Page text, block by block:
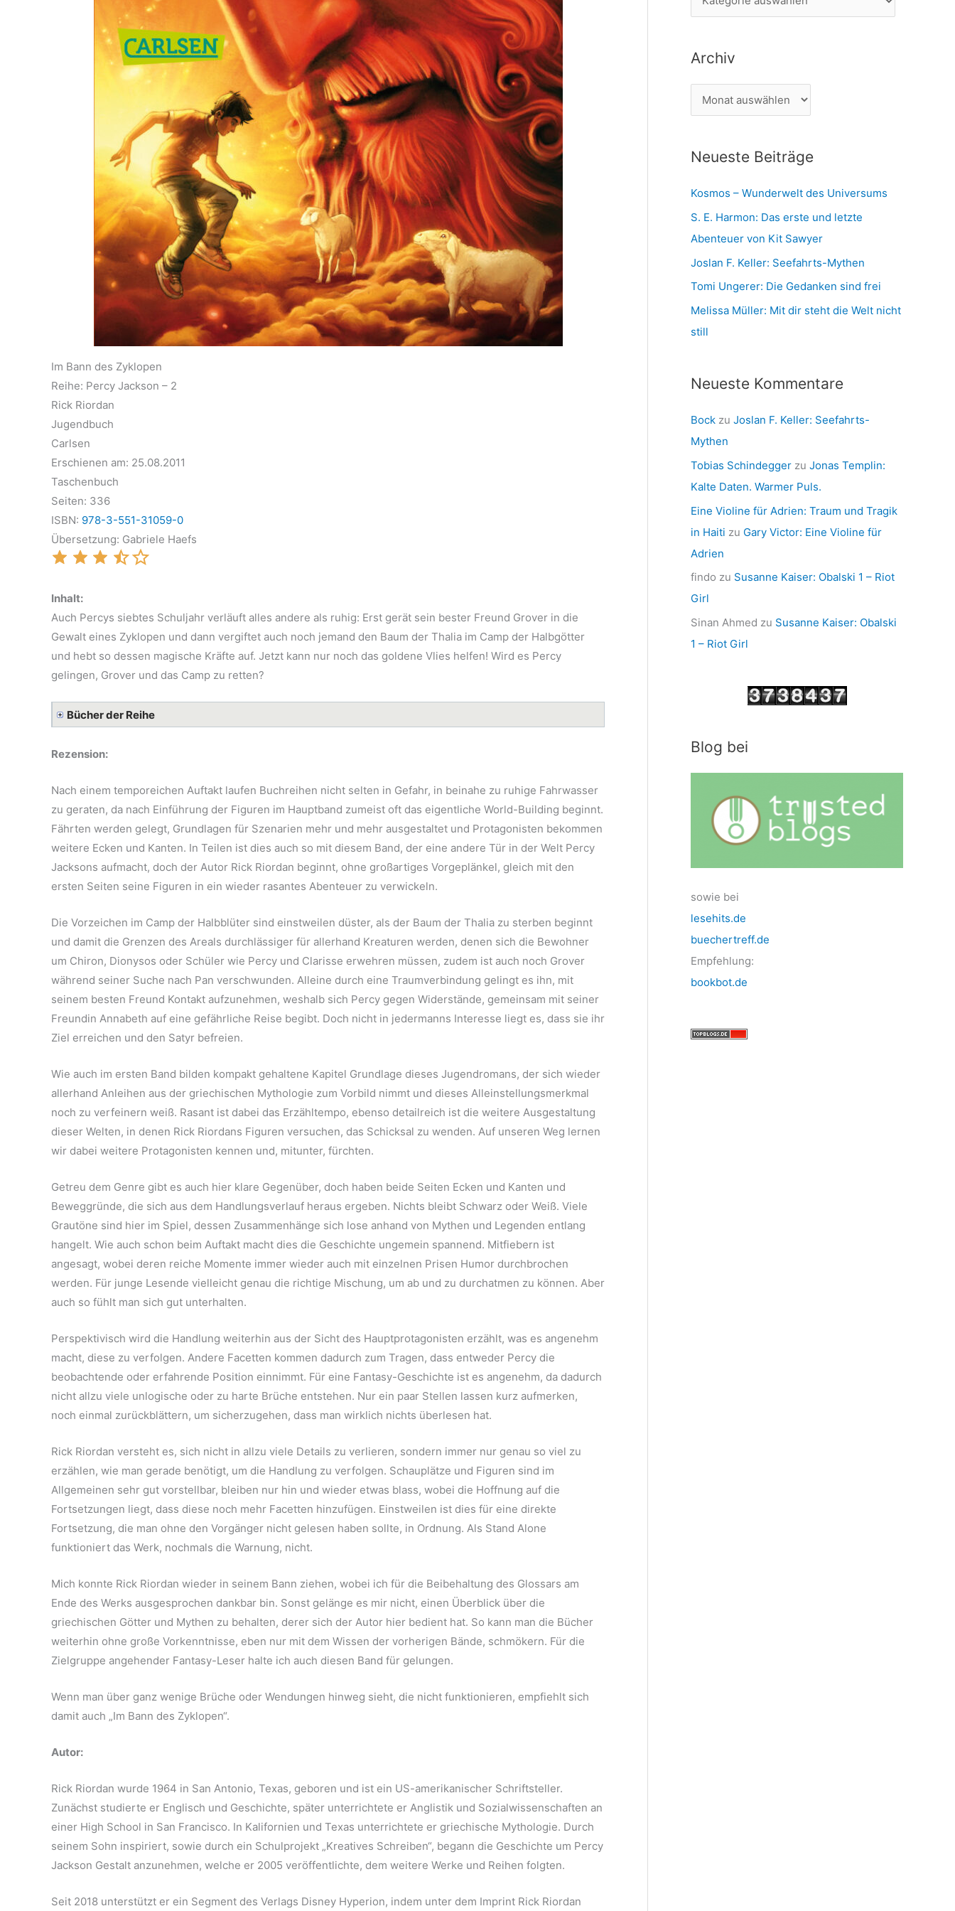
Im Bann des Zyklopen
Reihe: Percy Jackson – 2
Rick Riordan
Jugendbuch
Carlsen
Erschienen am: 25.08.2011
Taschenbuch
Seiten: 336
ISBN: 978-3-551-31059-0
Übersetzung: Gabriele Haefs
Inhalt:
Auch Percys siebtes Schuljahr verläuft alles andere als ruhig: Erst gerät sein bester Freund Grover in die
Gewalt eines Zyklopen und dann vergiftet auch noch jemand den Baum der Thalia im Camp der Halbgötter
und hebt so dessen magische Kräfte auf. Jetzt kann nur noch das goldene Vlies helfen! Wird es Percy
gelingen, Grover und das Camp zu retten?
Bücher der Reihe
Rezension:
Nach einem temporeichen Auftakt laufen Buchreihen nicht selten in Gefahr, in beinahe zu ruhige Fahrwasser
zu geraten, da nach Einführung der Figuren im Hauptband zumeist oft das eigentliche World-Building beginnt.
Fährten werden gelegt, Grundlagen für Szenarien mehr und mehr ausgestaltet und Protagonisten bekommen
weitere Ecken und Kanten. In Teilen ist dies auch so mit diesem Band, der eine andere Tür in der Welt Percy
Jacksons aufmacht, doch der Autor Rick Riordan beginnt, ohne großartiges Vorgeplänkel, gleich mit den
ersten Seiten seine Figuren in ein wieder rasantes Abenteuer zu verwickeln.
Die Vorzeichen im Camp der Halbblüter sind einstweilen düster, als der Baum der Thalia zu sterben beginnt
und damit die Grenzen des Areals durchlässiger für allerhand Kreaturen werden, denen sich die Bewohner
um Chiron, Dionysos oder Schüler wie Percy und Clarisse erwehren müssen, zudem ist auch noch Grover
während seiner Suche nach Pan verschwunden. Alleine durch eine Traumverbindung gelingt es ihn, mit
seinem besten Freund Kontakt aufzunehmen, weshalb sich Percy gegen Widerstände, gemeinsam mit seiner
Freundin Annabeth auf eine gefährliche Reise begibt. Doch nicht in jedermanns Interesse liegt es, dass sie ihr
Ziel erreichen und den Satyr befreien.
Wie auch im ersten Band bilden kompakt gehaltene Kapitel Grundlage dieses Jugendromans, der sich wieder
allerhand Anleihen aus der griechischen Mythologie zum Vorbild nimmt und dieses Alleinstellungsmerkmal
noch zu verfeinern weiß. Rasant ist dabei das Erzähltempo, ebenso detailreich ist die weitere Ausgestaltung
dieser Welten, in denen Rick Riordans Figuren versuchen, das Schicksal zu wenden. Auf unseren Weg lernen
wir dabei weitere Protagonisten kennen und, mitunter, fürchten.
Getreu dem Genre gibt es auch hier klare Gegenüber, doch haben beide Seiten Ecken und Kanten und
Beweggründe, die sich aus dem Handlungsverlauf heraus ergeben. Nichts bleibt Schwarz oder Weiß. Viele
Grautöne sind hier im Spiel, dessen Zusammenhänge sich lose anhand von Mythen und Legenden entlang
hangelt. Wie auch schon beim Auftakt macht dies die Geschichte ungemein spannend. Mitfiebern ist
angesagt, wobei deren reiche Momente immer wieder auch mit einzelnen Prisen Humor durchbrochen
werden. Für junge Lesende vielleicht genau die richtige Mischung, um ab und zu durchatmen zu können. Aber
auch so fühlt man sich gut unterhalten.
Perspektivisch wird die Handlung weiterhin aus der Sicht des Hauptprotagonisten erzählt, was es angenehm
macht, diese zu verfolgen. Andere Facetten kommen dadurch zum Tragen, dass entweder Percy die
beobachtende oder erfahrende Position einnimmt. Für eine Fantasy-Geschichte ist es angenehm, da dadurch
nicht allzu viele unlogische oder zu harte Brüche entstehen. Nur ein paar Stellen lassen kurz aufmerken,
noch einmal zurückblättern, um sicherzugehen, dass man wirklich nichts überlesen hat.
Rick Riordan versteht es, sich nicht in allzu viele Details zu verlieren, sondern immer nur genau so viel zu
erzählen, wie man gerade benötigt, um die Handlung zu verfolgen. Schauplätze und Figuren sind im
Allgemeinen sehr gut vorstellbar, bleiben nur hin und wieder etwas blass, wobei die Hoffnung auf die
Fortsetzungen liegt, dass diese noch mehr Facetten hinzufügen. Einstweilen ist dies für eine direkte
Fortsetzung, die man ohne den Vorgänger nicht gelesen haben sollte, in Ordnung. Als Stand Alone
funktioniert das Werk, nochmals die Warnung, nicht.
Mich konnte Rick Riordan wieder in seinem Bann ziehen, wobei ich für die Beibehaltung des Glossars am
Ende des Werks ausgesprochen dankbar bin. Sonst gelänge es mir nicht, einen Überblick über die
griechischen Götter und Mythen zu behalten, derer sich der Autor hier bedient hat. So kann man die Bücher
weiterhin ohne große Vorkenntnisse, eben nur mit dem Wissen der vorherigen Bände, schmökern. Für die
Zielgruppe angehender Fantasy-Leser halte ich auch diesen Band für gelungen.
Wenn man über ganz wenige Brüche oder Wendungen hinweg sieht, die nicht funktionieren, empfiehlt sich
damit auch „Im Bann des Zyklopen“.
Autor:
Rick Riordan wurde 1964 in San Antonio, Texas, geboren und ist ein US-amerikanischer Schriftsteller.
Zunächst studierte er Englisch und Geschichte, später unterrichtete er Anglistik und Sozialwissenschaften an
einer High School in San Francisco. In Kalifornien und Texas unterrichtete er griechische Mythologie. Durch
seinem Sohn inspiriert, sowie durch ein Schulprojekt „Kreatives Schreiben“, begann die Geschichte um Percy
Jackson Gestalt anzunehmen, welche er 2005 veröffentlichte, dem weitere Werke und Reihen folgten.
Seit 2018 unterstützt er ein Segment des Verlags Disney Hyperion, indem unter dem Imprint Rick Riordan
c
h
a
e
e
n
Archiv
r
h
v
Neueste Beiträge
Kosmos – Wunderwelt des Universums
S. E. Harmon: Das erste und letzte
Abenteuer von Kit Sawyer
Joslan F. Keller: Seefahrts-Mythen
Tomi Ungerer: Die Gedanken sind frei
Melissa Müller: Mit dir steht die Welt nicht
still
Neueste Kommentare
Bock zu Joslan F. Keller: Seefahrts-
Mythen
Tobias Schindegger zu Jonas Templin:
Kalte Daten. Warmer Puls.
Eine Violine für Adrien: Traum und Tragik
in Haiti zu Gary Victor: Eine Violine für
Adrien
findo zu Susanne Kaiser: Obalski 1 – Riot
Girl
Sinan Ahmed zu Susanne Kaiser: Obalski
1 – Riot Girl
Blog bei
sowie bei
lesehits.de
buechertreff.de
Empfehlung:
bookbot.de